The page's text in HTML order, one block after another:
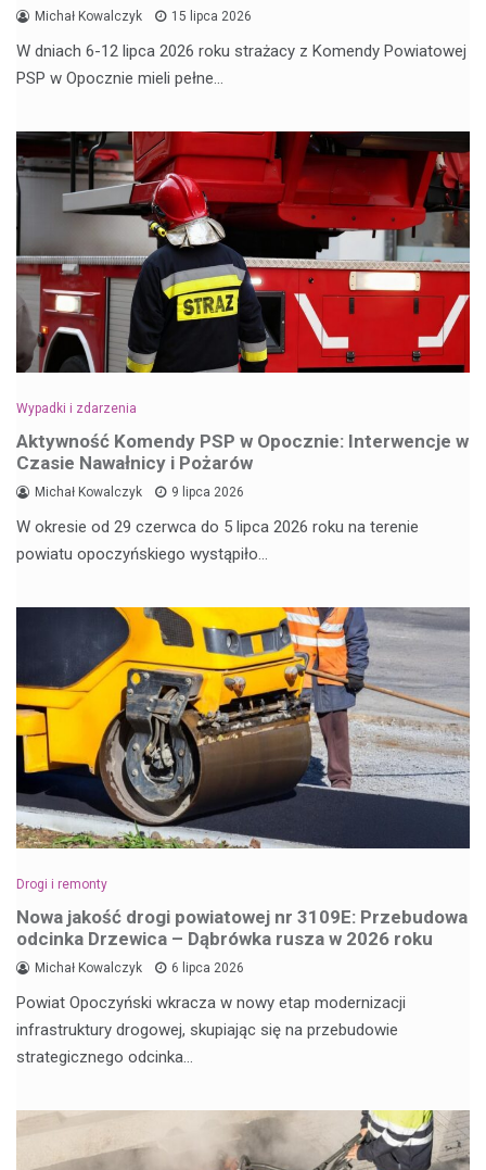
Michał Kowalczyk 15 lipca 2026
W dniach 6-12 lipca 2026 roku strażacy z Komendy Powiatowej
PSP w Opocznie mieli pełne…
Wypadki i zdarzenia
Aktywność Komendy PSP w Opocznie: Interwencje w
Czasie Nawałnicy i Pożarów
Michał Kowalczyk 9 lipca 2026
W okresie od 29 czerwca do 5 lipca 2026 roku na terenie
powiatu opoczyńskiego wystąpiło…
Drogi i remonty
Nowa jakość drogi powiatowej nr 3109E: Przebudowa
odcinka Drzewica – Dąbrówka rusza w 2026 roku
Michał Kowalczyk 6 lipca 2026
Powiat Opoczyński wkracza w nowy etap modernizacji
infrastruktury drogowej, skupiając się na przebudowie
strategicznego odcinka…